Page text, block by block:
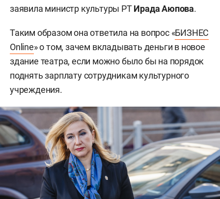
заявила министр культуры РТИрада Аюпова.
Таким образом она ответила на вопрос «БИЗНЕС
Online» о том, зачем вкладывать деньги в новое
здание театра, если можно было бы на порядок
поднять зарплату сотрудникам культурного
учреждения.